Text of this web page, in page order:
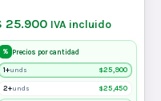
25.900 IVA incluido
% Precios por cantidad
1+unds $25,900
2+unds $25,450